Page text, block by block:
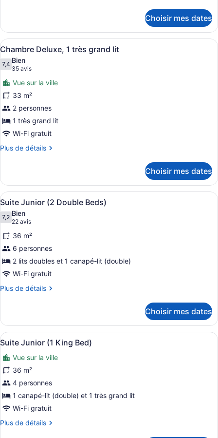
Double
Beds)
Chambre
Deluxe
(2
Double
Beds)
Choisir mes dates
Afficher
toutes
les
photos
pour
ce
type
de
chambre :
Chambre
très
grand
lit
Une chambre d’hôtel avec un lit,
7
Chambre Deluxe, 1 très grand lit
7,47,4 sur 10
Bien
35 avis
(35 avis)
Vue sur la ville
33 m²
2 personnes
1 très grand lit
Wi-Fi gratuit
Plus de détails
Plus
Chambre
Deluxe,
1
grand
Choisir mes dates
Afficher
toutes
les
photos
pour
ce
type
de
chambre :
(2
Double
Beds)
Une chambre d’hôtel équipée
5
Suite Junior (2 Double Beds)
7,27,2 sur 10
Bien
22 avis
(22 avis)
36 m²
6 personnes
2 lits doubles et 1 canapé-lit (double)
Wi-Fi gratuit
Plus de détails
Plus
Suite
Junior
(2
Beds)
Choisir mes dates
Afficher
toutes
les
photos
pour
ce
type
chambre :
Une chambre d’hôtel avec un
6
Suite Junior (1 King Bed)
Vue sur la ville
36 m²
4 personnes
1 canapé-lit (double) et 1 très grand lit
Wi-Fi gratuit
Plus de détails
Plus